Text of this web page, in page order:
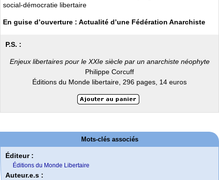
social-démocratie libertaire
En guise d’ouverture : Actualité d’une Fédération Anarchiste
P.S. :
Enjeux libertaires pour le XXIe siècle par un anarchiste néophyte
Philippe Corcuff
Éditions du Monde libertaire, 296 pages, 14 euros
Mots-clés associés
Éditeur :
Éditions du Monde Libertaire
Auteur.e.s :